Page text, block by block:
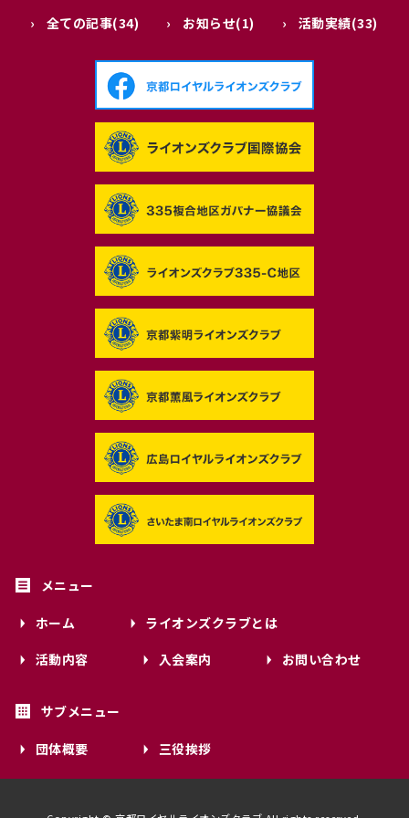
全ての記事(34) お知らせ(1) 活動実績(33)
ホーム
ライオンズクラブとは
活動内容
入会案内 お問い合わせ
団体概要 三役挨拶